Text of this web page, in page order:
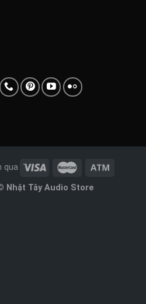
qua
Nhật Tây Audio Store